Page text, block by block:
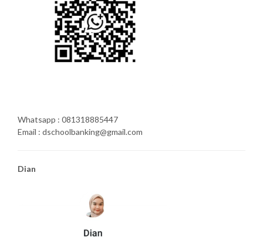
Whatsapp : 081318885447
Email : dschoolbanking@gmail.com
Dian